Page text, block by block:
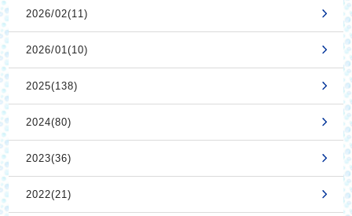
2026/02(11)
2026/01(10)
2025(138)
2024(80)
2023(36)
2022(21)